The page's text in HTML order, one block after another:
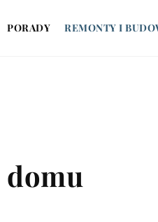
PORADY REMONTY I
domu